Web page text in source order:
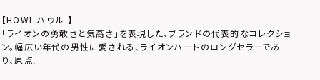
【HOWL-ハウル-】
「ライオンの勇敢さと気高さ」を表現した、ブランドの代表的なコレクショ
ン。幅広い年代の男性に愛される、ライオンハートのロングセラーであ
り、原点。